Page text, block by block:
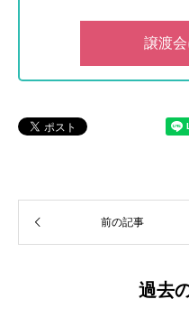
譲渡
前の記事
過去